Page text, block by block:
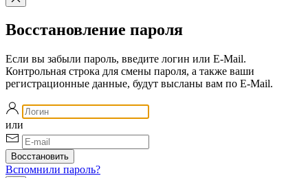
Восстановление пароля
Если вы забыли пароль, введите логин или E-Mail.
Контрольная строка для смены пароля, а также ваши
регистрационные данные, будут высланы вам по E-Mail.
или
Вспомнили пароль?